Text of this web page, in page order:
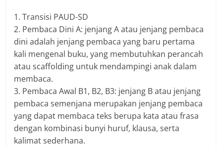
1. Transisi PAUD-SD
2. Pembaca Dini A: jenjang A atau jenjang pembaca
dini adalah jenjang pembaca yang baru pertama
kali mengenal buku, yang membutuhkan perancah
atau scaffolding untuk mendampingi anak dalam
membaca.
3. Pembaca Awal B1, B2, B3: jenjang B atau jenjang
pembaca semenjana merupakan jenjang pembaca
yang dapat membaca teks berupa kata atau frasa
dengan kombinasi bunyi huruf, klausa, serta
kalimat sederhana.